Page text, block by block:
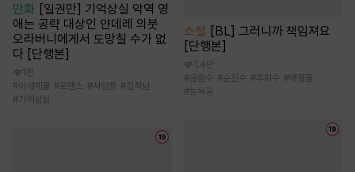
만화 [일권만] 기억상실 악역 영
애는 공략 대상인 얀데레 의붓
오라버니에게서 도망칠 수가 없
다 [단행본]
1천
#이세계물 #로맨스 #서양풍 #집착남
#기억상실
소설 [BL] 그러니까 책임져요
[단행본]
1.4만
#굴림수 #순진수 #후회수 #애절물
#능욕공